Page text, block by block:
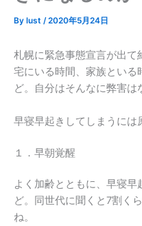
By lust /2020年5月24日
札幌に緊急事態宣言が出て
宅にいる時間、家族といる
ど。自分はそんなに弊害は
早寝早起きしてしまうには
１．早朝覚醒
よく加齢とともに、早寝
ど。同世代に聞くと7割く
ね。